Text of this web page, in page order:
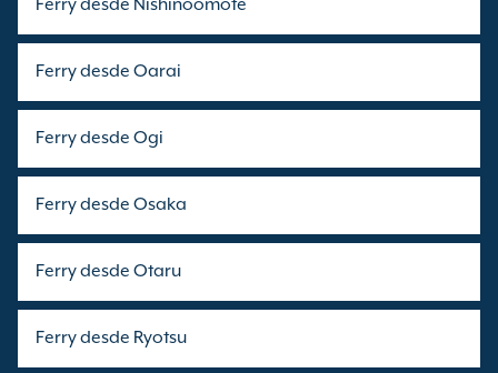
Ferry desde Nishinoomote
Ferry desde Oarai
Ferry desde Ogi
Ferry desde Osaka
Ferry desde Otaru
Ferry desde Ryotsu